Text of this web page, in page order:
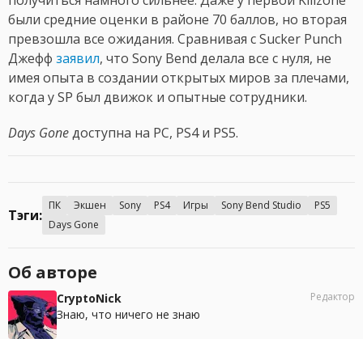
были средние оценки в районе 70 баллов, но вторая
превзошла все ожидания. Сравнивая с Sucker Punch
Джефф заявил, что Sony Bend делала все с нуля, не
имея опыта в создании открытых миров за плечами,
когда у SP был движок и опытные сотрудники.
Days Goneдоступна на PC, PS4 и PS5.
Тэги:
ПК Экшен Sony PS4 Игры Sony Bend Studio
PS5
Days Gone
Об авторе
CryptoNick
Знаю, что ничего не знаю
Редактор